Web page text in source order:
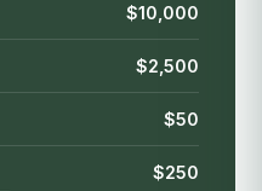
$10,000
$2,500
$50
$250